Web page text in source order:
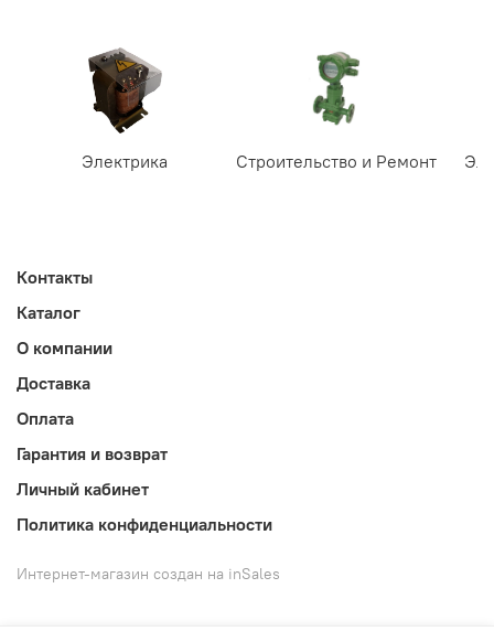
Электрика Строительство и Ремонт
Контакты
Каталог
О компании
Доставка
Оплата
Гарантия и возврат
Личный кабинет
Политика конфиденциальности
Интернет-магазин создан на inSales